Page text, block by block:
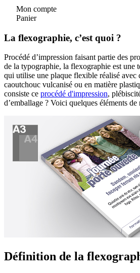
Mon compte
Panier
La flexographie, c’est quoi ?
Procédé d’impression faisant partie des
de la typographie, la flexographie est une
qui utilise une plaque flexible réalisé avec
caoutchouc vulcanisé ou en matière
consiste ce procédé d'impression,
d’emballage ? Voici quelques éléments de
Définition de la